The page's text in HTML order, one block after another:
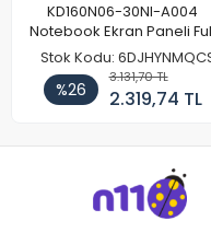
KD160N06-30NI-A004
Notebook Ekran Paneli
HD
Stok Kodu:
%26
3.131,70 TL
2.319,74 TL